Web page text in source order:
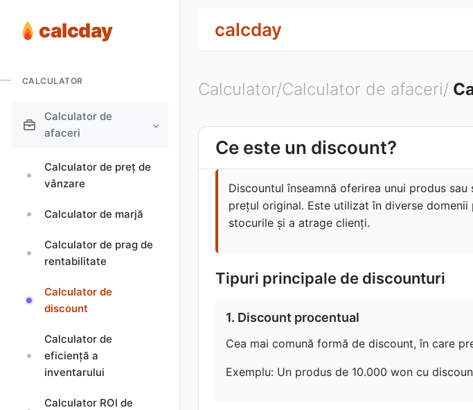
calcday
CALCULATOR
Calculator de
afaceri
Calculator de preț de
vânzare
Calculator de marjă
Calculator de prag de
rentabilitate
Calculator de
discount
Calculator de
eficiență a
inventarului
Calculator ROI de
calcday
Calculator/Calculator de afaceri/
Ce este un discount?
Discountul înseamnă oferirea unui produs
prețul original. Este utilizat în diverse
stocurile și a atrage clienți.
Tipuri principale de discounturi
1. Discount procentual
Cea mai comună formă de discount, în care
Exemplu: Un produs de 10.000 won cu